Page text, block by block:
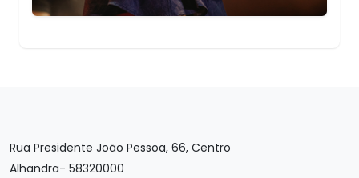
Rua Presidente João Pessoa, 66, Centro
Alhandra- 58320000